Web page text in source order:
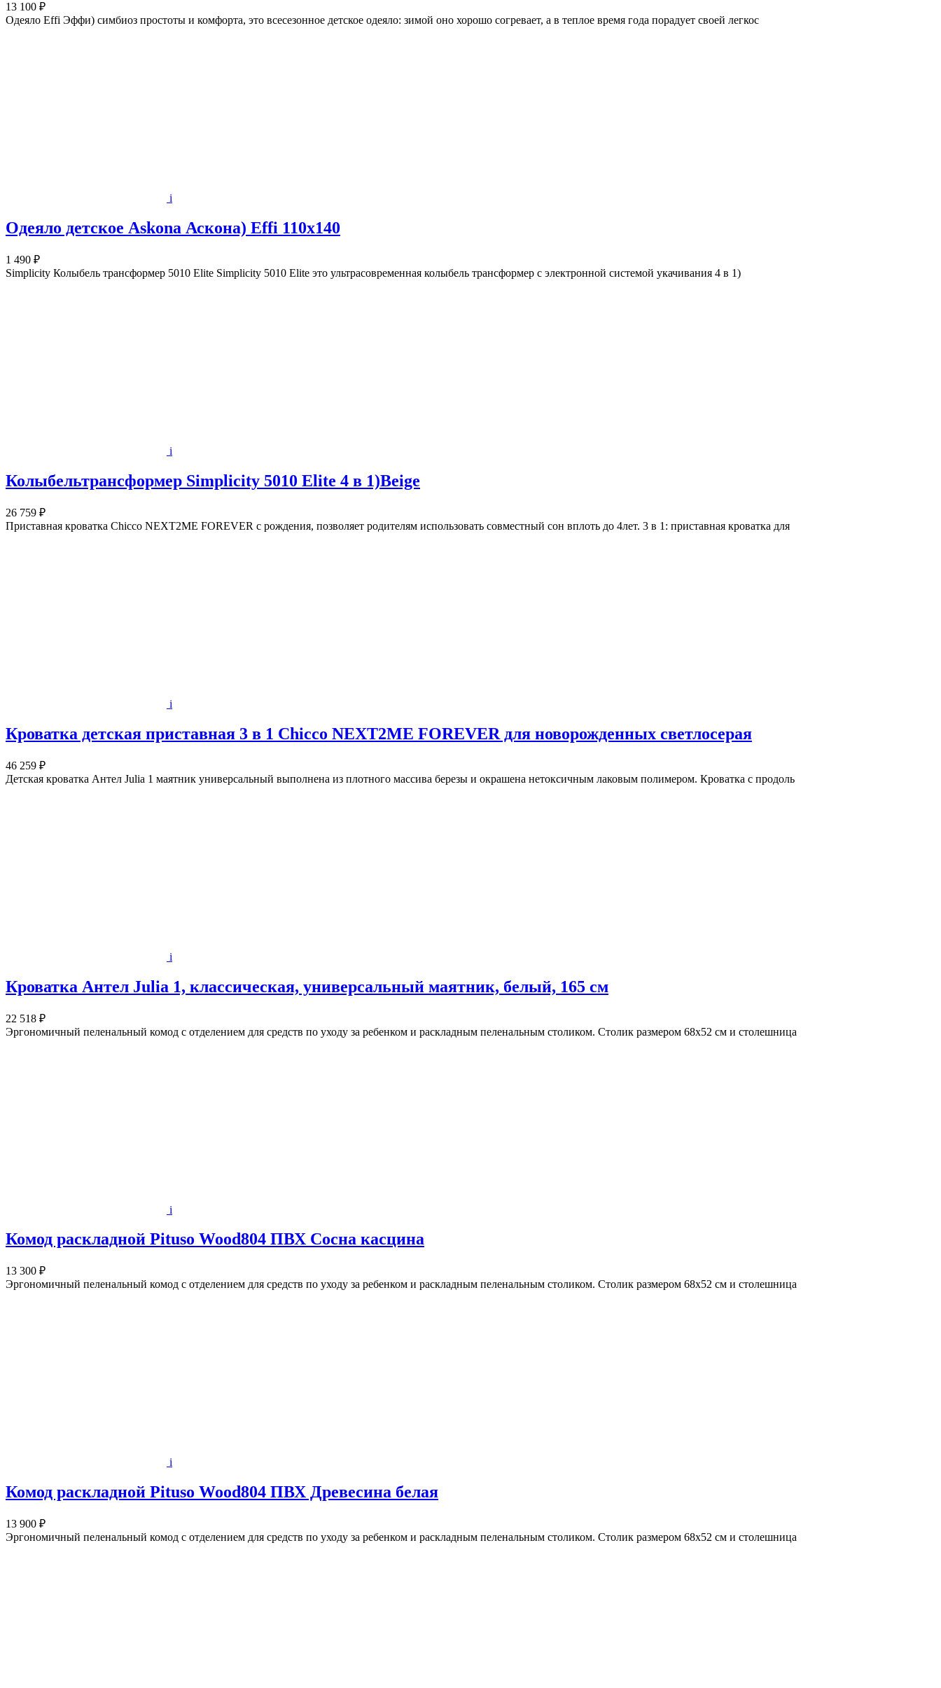
13 100 ₽
Одеяло Effi Эффи) симбиоз простоты и комфорта, это всесезонное детское одеяло: зимой оно хорошо согревает, а в теплое время года порадует своей легкос
i
Одеяло детское Askona Аскона) Effi 110х140
1 490 ₽
Simplicity Колыбель трансформер 5010 Elite Simplicity 5010 Elite это ультрасовременная колыбель трансформер с электронной системой укачивания 4 в 1)
i
Колыбельтрансформер Simplicity 5010 Elite 4 в 1)Beige
26 759 ₽
Приставная кроватка Chicco NEXT2ME FOREVER с рождения, позволяет родителям использовать совместный сон вплоть до 4лет. 3 в 1: приставная кроватка для
i
Кроватка детская приставная 3 в 1 Chicco NEXT2ME FOREVER для новорожденных светлосерая
46 259 ₽
Детская кроватка Антел Julia 1 маятник универсальный выполнена из плотного массива березы и окрашена нетоксичным лаковым полимером. Кроватка с продоль
i
Кроватка Антел Julia 1, классическая, универсальный маятник, белый, 165 см
22 518 ₽
Эргономичный пеленальный комод с отделением для средств по уходу за ребенком и раскладным пеленальным столиком. Столик размером 68х52 см и столешница
i
Комод раскладной Pituso Wood804 ПВХ Сосна касцина
13 300 ₽
Эргономичный пеленальный комод с отделением для средств по уходу за ребенком и раскладным пеленальным столиком. Столик размером 68х52 см и столешница
i
Комод раскладной Pituso Wood804 ПВХ Древесина белая
13 900 ₽
Эргономичный пеленальный комод с отделением для средств по уходу за ребенком и раскладным пеленальным столиком. Столик размером 68х52 см и столешница